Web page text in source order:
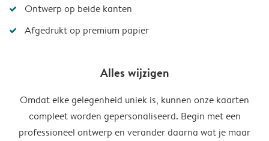
Ontwerp op beide kanten
Afgedrukt op premium papier
Alles wijzigen
Omdat elke gelegenheid uniek is, kunnen onze kaarten
compleet worden gepersonaliseerd. Begin met een
professioneel ontwerp en verander daarna wat je maar